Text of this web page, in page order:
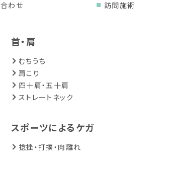
わせ 訪問施術
首・肩
むちうち
肩こり
四十肩・五十肩
ストレートネック
スポーツによるケガ
捻挫・打撲・肉離れ